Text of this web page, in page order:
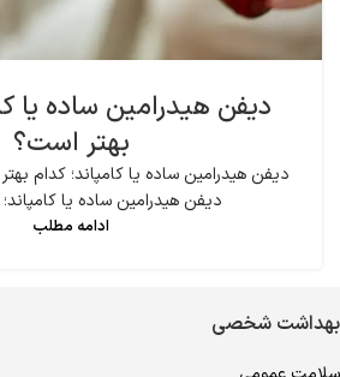
دیفن هیدرامین ساده یا
بهتر است؟
دیفن هیدرامین ساده یا کامپاند؛ کدام
دیفن هیدرامین ساده یا
ادامه مطلب
بهداشت شخصی